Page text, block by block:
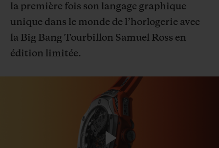
la première fois son langage graphique
unique dans le monde de l’horlogerie avec
la Big Bang Tourbillon Samuel Ross en
édition limitée.
PAIEMENT SÉCURISÉ
NOUS CONTACTER